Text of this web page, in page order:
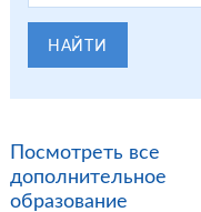
НАЙТИ
Посмотреть все
дополнительное
образование